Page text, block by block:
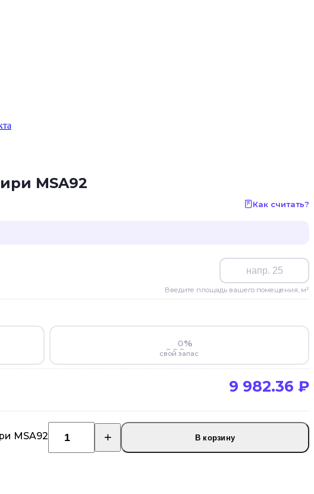
MSA92
Как считать?
Введите площадь вашего помещения, м²
%
свой запас
9 982.36 ₽
MSA92 В корзину